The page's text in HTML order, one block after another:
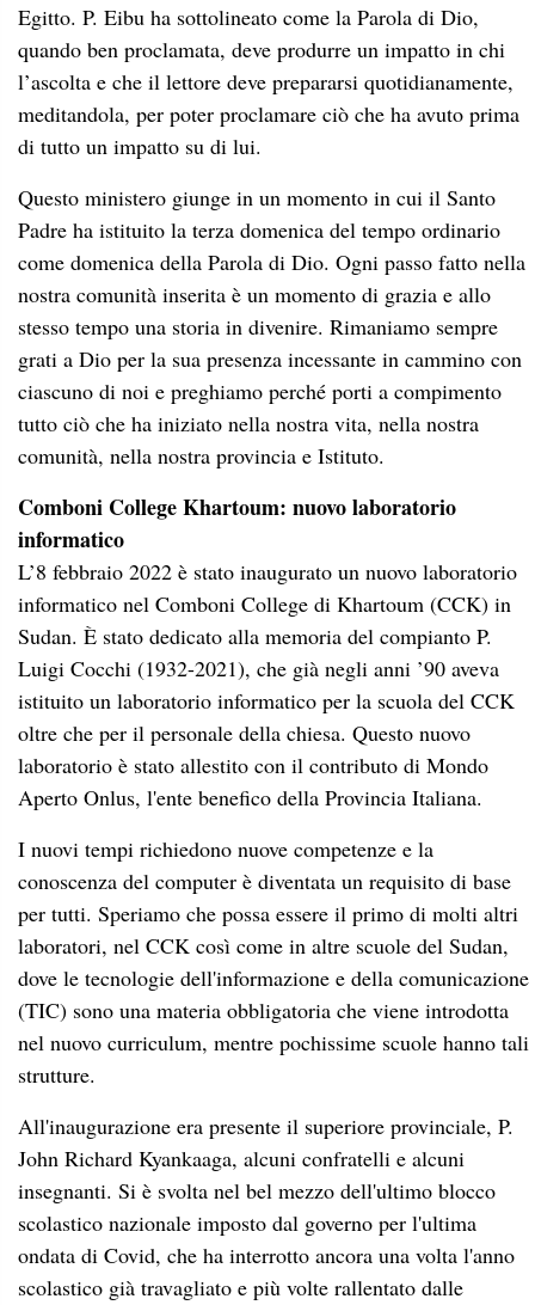
Egitto. P. Eibu ha sottolineato come la Parola di Dio,
quando ben proclamata, deve produrre un impatto in chi
l’ascolta e che il lettore deve prepararsi quotidianamente,
meditandola, per poter proclamare ciò che ha avuto prima
di tutto un impatto su di lui.
Questo ministero giunge in un momento in cui il Santo
Padre ha istituito la terza domenica del tempo ordinario
come domenica della Parola di Dio. Ogni passo fatto nella
nostra comunità inserita è un momento di grazia e allo
stesso tempo una storia in divenire. Rimaniamo sempre
grati a Dio per la sua presenza incessante in cammino con
ciascuno di noi e preghiamo perché porti a compimento
tutto ciò che ha iniziato nella nostra vita, nella nostra
comunità, nella nostra provincia e Istituto.
Comboni College Khartoum: nuovo laboratorio
informatico
L’8 febbraio 2022 è stato inaugurato un nuovo laboratorio
informatico nel Comboni College di Khartoum (CCK) in
Sudan. È stato dedicato alla memoria del compianto P.
Luigi Cocchi (1932-2021), che già negli anni ’90 aveva
istituito un laboratorio informatico per la scuola del CCK
oltre che per il personale della chiesa. Questo nuovo
laboratorio è stato allestito con il contributo di Mondo
Aperto Onlus, l'ente benefico della Provincia Italiana.
I nuovi tempi richiedono nuove competenze e la
conoscenza del computer è diventata un requisito di base
per tutti. Speriamo che possa essere il primo di molti altri
laboratori, nel CCK così come in altre scuole del Sudan,
dove le tecnologie dell'informazione e della comunicazione
(TIC) sono una materia obbligatoria che viene introdotta
nel nuovo curriculum, mentre pochissime scuole hanno tali
strutture.
All'inaugurazione era presente il superiore provinciale, P.
John Richard Kyankaaga, alcuni confratelli e alcuni
insegnanti. Si è svolta nel bel mezzo dell'ultimo blocco
scolastico nazionale imposto dal governo per l'ultima
ondata di Covid, che ha interrotto ancora una volta l'anno
scolastico già travagliato e più volte rallentato dalle